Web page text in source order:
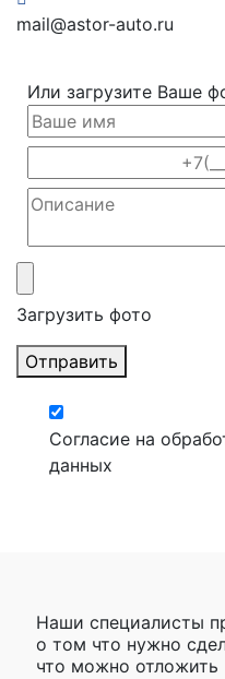
mail@astor-auto.ru
Или загрузите Ваше
Загрузить фото
Отправить
Согласие на
данных
Наши специалисты
о том что нужно
что можно отложить